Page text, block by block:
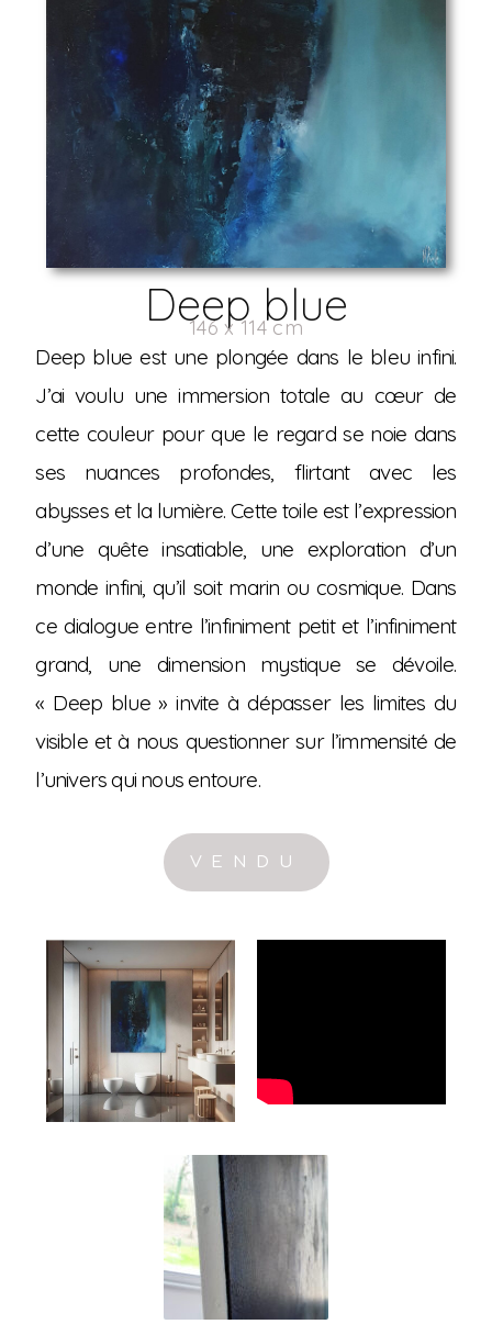
Deep blue
146 x 114 cm
Deep blue est une plongée dans le bleu infini.
J’ai voulu une immersion totale au cœur de
cette couleur pour que le regard se noie dans
ses nuances profondes, flirtant avec les
abysses et la lumière. Cette toile est l’expression
d’une quête insatiable, une exploration d’un
monde infini, qu’il soit marin ou cosmique. Dans
ce dialogue entre l’infiniment petit et l’infiniment
grand, une dimension mystique se dévoile.
« Deep blue » invite à dépasser les limites du
visible et à nous questionner sur l’immensité de
l’univers qui nous entoure.
VENDU